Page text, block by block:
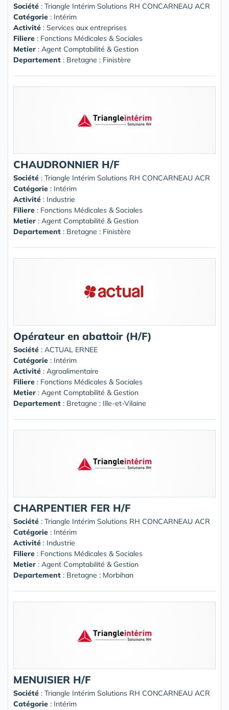
Société : Triangle Intérim Solutions RH CONCARNEAU ACR
Catégorie : Intérim
Activité : Services aux entreprises
Filiere : Fonctions Médicales & Sociales
Metier : Agent Comptabilité & Gestion
Departement : Bretagne : Finistère
CHAUDRONNIER H/F
Société : Triangle Intérim Solutions RH CONCARNEAU ACR
Catégorie : Intérim
Activité : Industrie
Filiere : Fonctions Médicales & Sociales
Metier : Agent Comptabilité & Gestion
Departement : Bretagne : Finistère
Opérateur en abattoir (H/F)
Société : ACTUAL ERNEE
Catégorie : Intérim
Activité : Agroalimentaire
Filiere : Fonctions Médicales & Sociales
Metier : Agent Comptabilité & Gestion
Departement : Bretagne : Ille-et-Vilaine
CHARPENTIER FER H/F
Société : Triangle Intérim Solutions RH CONCARNEAU ACR
Catégorie : Intérim
Activité : Industrie
Filiere : Fonctions Médicales & Sociales
Metier : Agent Comptabilité & Gestion
Departement : Bretagne : Morbihan
MENUISIER H/F
Société : Triangle Intérim Solutions RH CONCARNEAU ACR
Catégorie : Intérim